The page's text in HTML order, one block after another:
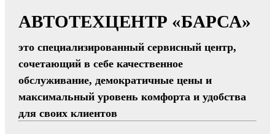
АВТОТЕХЦЕНТР «БАРСА»
это специализированный сервисный центр,
сочетающий в себе качественное
обслуживание, демократичные цены и
максимальный уровень комфорта и удобства
для своих клиентов